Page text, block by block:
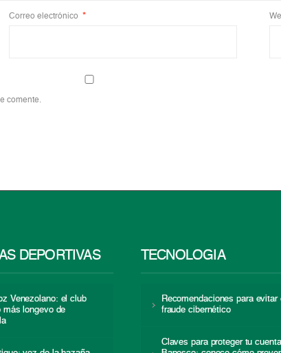
Correo electrónico *
comente.
DEPORTIVAS
Venezolano: el club
longevo de
TECNOLOGÍA
Recomendaciones para evitar
fraude cibernético
Claves para proteger tu cuenta